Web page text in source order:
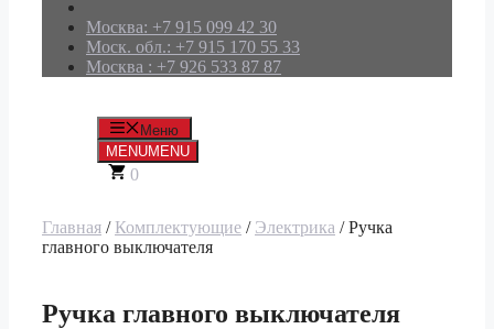
Москва: +7 915 099 42 30
Моск. обл.: +7 915 170 55 33
Москва : +7 926 533 87 87
Меню
MENUMENU
0
Главная / Комплектующие / Электрика / Ручка
главного выключателя
Ручка главного выключателя